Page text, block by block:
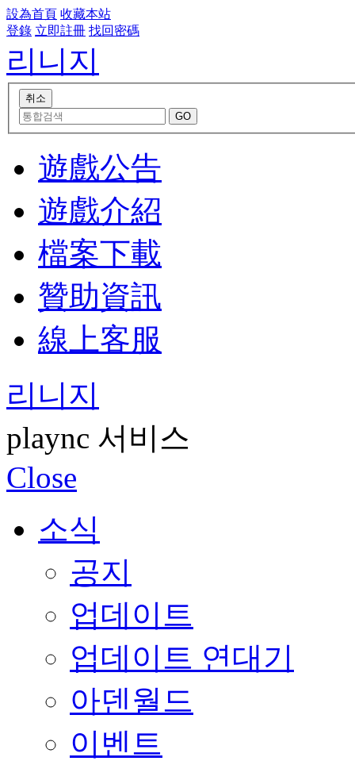
設為首頁 收藏本站
登錄 立即註冊 找回密碼
리니지
遊戲公告
遊戲介紹
檔案下載
贊助資訊
線上客服
리니지
plaync 서비스
Close
소식
공지
업데이트
업데이트 연대기
아덴월드
이벤트